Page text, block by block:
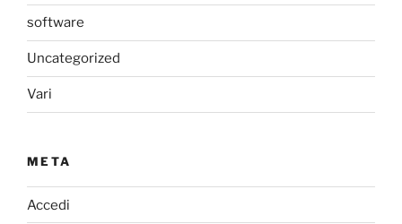
software
Uncategorized
Vari
META
Accedi